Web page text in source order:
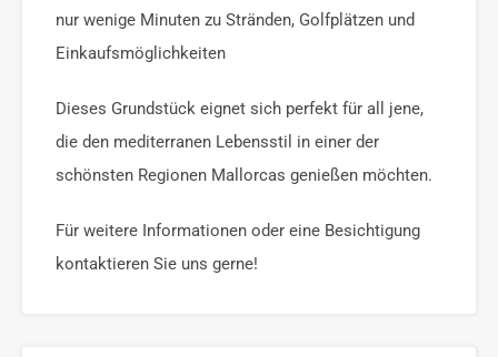
nur wenige Minuten zu Stränden, Golfplätzen und
Einkaufsmöglichkeiten
Dieses Grundstück eignet sich perfekt für all jene,
die den mediterranen Lebensstil in einer der
schönsten Regionen Mallorcas genießen möchten.
Für weitere Informationen oder eine Besichtigung
kontaktieren Sie uns gerne!